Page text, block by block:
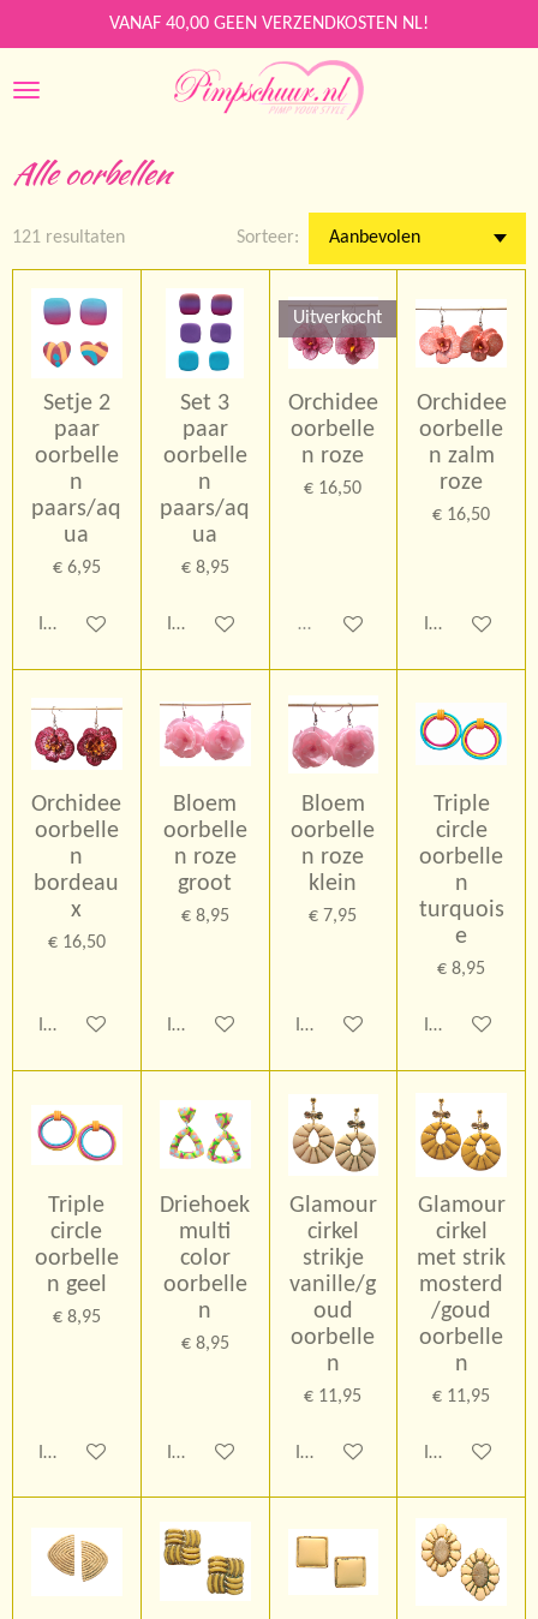
direct
naar
VANAF 40,00 GEEN VERZENDKOSTEN NL!
Alle oorbellen
121 resultaten Sorteer:
Setje 2
paar
oorbelle
n
paars/aq
ua
€ 6,95
In winkelwagen
Set 3
paar
oorbelle
n
paars/aq
ua
€ 8,95
In winkelwagen
Uitverkocht
Orchidee
oorbelle
n roze
€ 16,50
Uitverkocht
Orchidee
oorbelle
n zalm
roze
€ 16,50
In
Orchidee
oorbelle
n
bordeau
x
€ 16,50
In winkelwagen
Bloem
oorbelle
n roze
groot
€ 8,95
In winkelwagen
Bloem
oorbelle
n roze
klein
€ 7,95
In winkelwagen
Triple
circle
oorbelle
n
turquois
e
€ 8,95
In
Triple
circle
oorbelle
n geel
€ 8,95
In winkelwagen
Driehoek
multi
color
oorbelle
n
€ 8,95
In winkelwagen
Glamour
cirkel
strikje
vanille/g
oud
oorbelle
n
€ 11,95
In winkelwagen
Glamour
cirkel
met strik
mosterd
/goud
oorbelle
n
€ 11,95
In